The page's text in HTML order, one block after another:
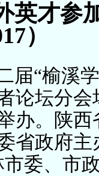
英才参
）
届“榆溪
论坛分会
办。陕
省政府
市委、市